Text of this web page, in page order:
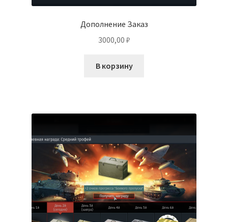
Дополнение Заказ
3000,00 ₽
В корзину